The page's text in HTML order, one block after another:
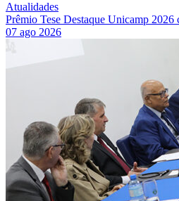
Atualidades
Prêmio Tese Destaque Unicamp 2026
07 ago 2026